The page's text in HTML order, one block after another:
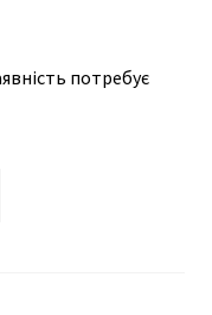
потребує